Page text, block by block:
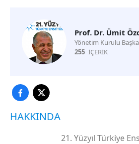
Prof. Dr. Ümit
Yönetim Kurulu
255 İÇERİK
HAKKINDA
21. Yüzyıl Türkiye